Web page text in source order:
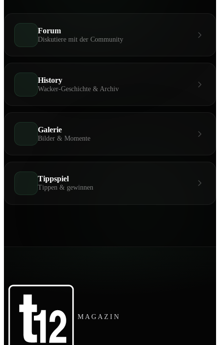
Forum
Diskutiere mit der Community
History
Wacker-Geschichte & Archiv
Galerie
Bilder & Momente
Tippspiel
Tippen & gewinnen
MAGAZIN